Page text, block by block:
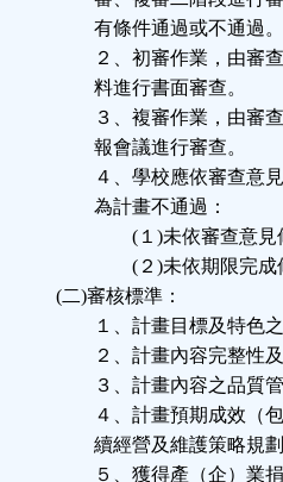
有條件通過或不通過。
２、初審作業，由審查小
料進行書面審查。
３、複審作業，由審查小
報會議進行審查。
４、學校應依審查意見修
為計畫不通過：
(１)未依審查意見修
(２)未依期限完成修
(二)審核標準：
１、計畫目標及特色之
２、計畫內容完整性及
３、計畫內容之品質管控
４、計畫預期成效（包括
續經營及維護策略規劃
５、獲得產（企）業捐贈